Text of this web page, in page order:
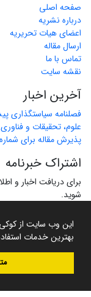
این وب سایت از کوکی
بهترین خدمات
صفحه اصلی
درباره نشریه
اعضای هیات تحریریه
ارسال مقاله
تماس با ما
نقشه سایت
آخرین اخبار
علوم، تحقیقات و
پذیرش مقاله برای شماره
اشتراک خبرنامه
برای دریافت اخبار و
شوید.
سامانه مدیریت